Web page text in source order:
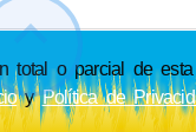
o parcial de
yPolítica de